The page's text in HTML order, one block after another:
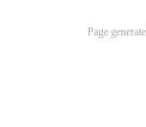
Page